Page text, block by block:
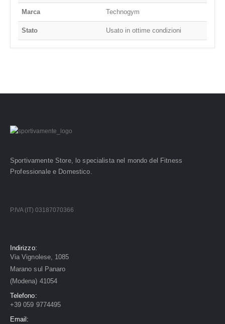
Marca Technogym
Stato Usato in ottime condizioni
Sportivamente Store, lo specialista nel mondo del Fitness
Professionale e Domestico.
P.IVA (IT) 03187070366
Indirizzo:
Via Vignolese, 1085
Marano sul Panaro
(Modena) 41054
Telefono:
+39 059 9774495
Email: